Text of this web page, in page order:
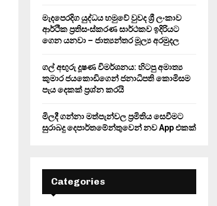
මැදපෙරදිග යුද්ධය හමුවේ වුවද ශ්‍රී ලංකාව
ආර්ථික ප්‍රතිසංස්කරණ සාර්ථකව ඉදිරියට
ගෙන යනවා – ජාත්‍යන්තර මූල්‍ය අරමුදල
ගල් අඟුරු දූෂණ විමර්ශනය: හිටපු අමාත්‍ය
කුමාර ජයකොඩිගෙන් ජනාධිපති කොමිසම
පැය දෙකක් ප්‍රශ්න කරයි
මිලදී ගන්නා මත්පැන්වල ප්‍රමිතිය සෙවීමට
සුරාබදු දෙපාර්තමේන්තුවෙන් නව App එකක්
Categories